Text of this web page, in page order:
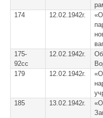
174
12.02.1942г. «О
175-
92сс
12.02.1942г.
179
12.02.1942г. «О
185
13.02.1942г. «